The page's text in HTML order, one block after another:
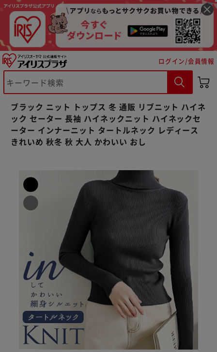
ログイン/会員情報
ブラック ニット トップス 冬 通販 リブニット ハイネ
ック セーター 長袖 ハイネックニット ハイネックセ
ーター インナーニット タートルネック レディース
きれいめ 秋冬 秋 大人 かわいい おし
※ご確認ください
カートに入れる 購入手続きへ